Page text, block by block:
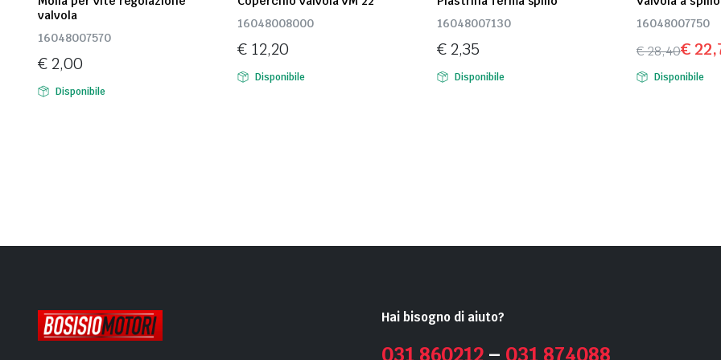
valvola
16048007570
€2,00
Disponibile
16048008000
€12,20
Disponibile
16048007130
€2,35
Disponibile
16048007750
€28,40
Il
prezzo
€
Il
prezzo
Disponibile
Hai bisogno di aiuto?